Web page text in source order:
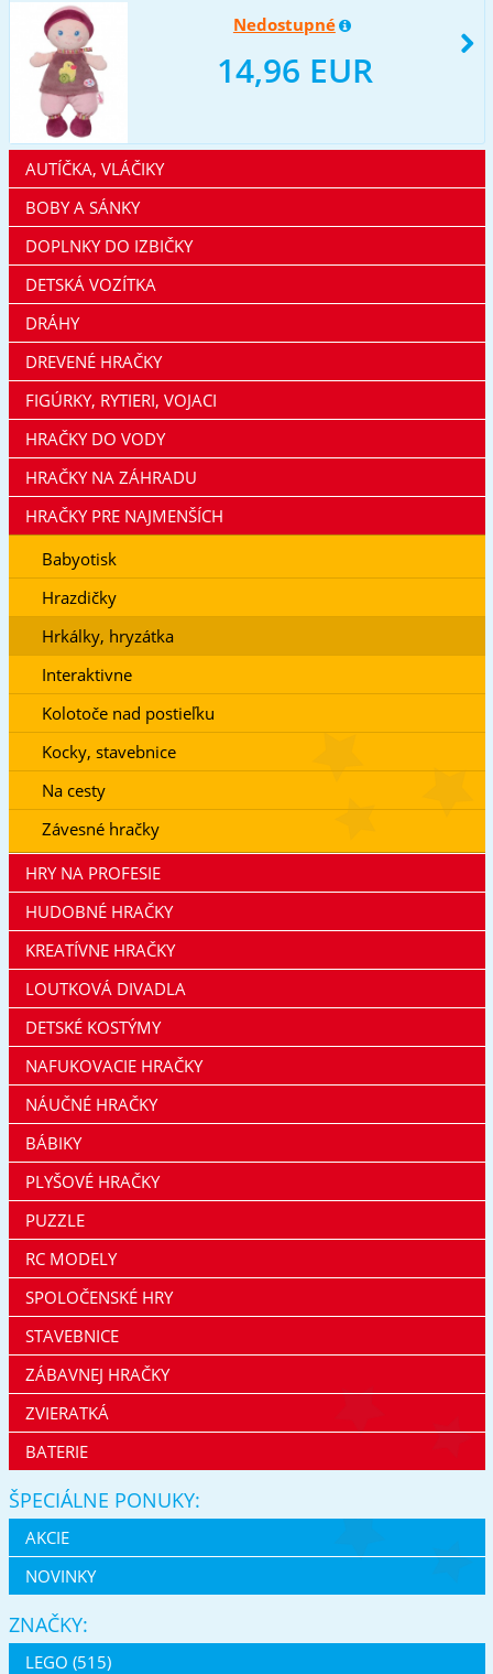
Nedostupné
14,96 EUR
AUTÍČKA, VLÁČIKY
BOBY A SÁNKY
DOPLNKY DO IZBIČKY
DETSKÁ VOZÍTKA
DRÁHY
DREVENÉ HRAČKY
FIGÚRKY, RYTIERI, VOJACI
HRAČKY DO VODY
HRAČKY NA ZÁHRADU
HRAČKY PRE NAJMENŠÍCH
Babyotisk
Hrazdičky
Hrkálky, hryzátka
Interaktivne
Kolotoče nad postieľku
Kocky, stavebnice
Na cesty
Závesné hračky
HRY NA PROFESIE
HUDOBNÉ HRAČKY
KREATÍVNE HRAČKY
LOUTKOVÁ DIVADLA
DETSKÉ KOSTÝMY
NAFUKOVACIE HRAČKY
NÁUČNÉ HRAČKY
BÁBIKY
PLYŠOVÉ HRAČKY
PUZZLE
RC MODELY
SPOLOČENSKÉ HRY
STAVEBNICE
ZÁBAVNEJ HRAČKY
ZVIERATKÁ
BATERIE
ŠPECIÁLNE PONUKY:
AKCIE
NOVINKY
ZNAČKY:
LEGO (515)